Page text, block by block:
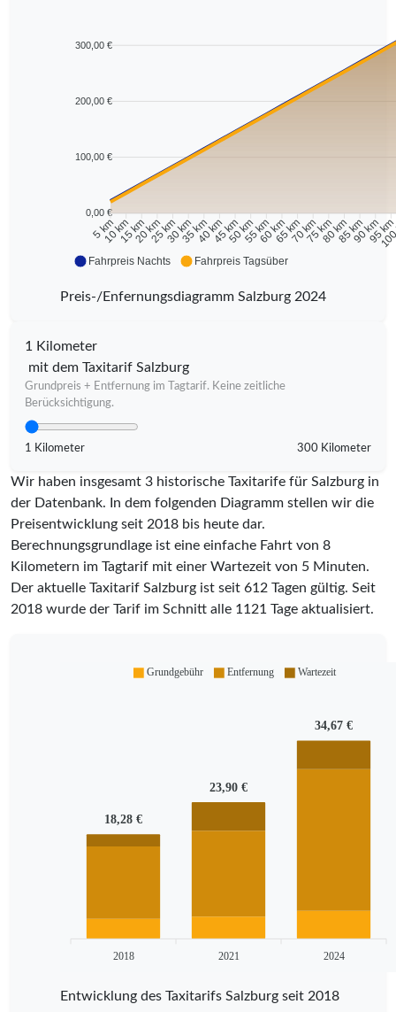
300,00 €
200,00 €
100,00 €
0,00 €
5 km
10 km15 km20 km25 km30 km35 km40 km45 km50 km55 km60 km65 km70 km75 km80 km85 km90 km95 km
Fahrpreis Nachts Fahrpreis Tagsüber
Preis-/Enfernungsdiagramm Salzburg 2024
1 Kilometer
mit dem Taxitarif Salzburg
Grundpreis + Entfernung im Tagtarif. Keine zeitliche
Berücksichtigung.
1 Kilometer 300 Kilometer
Wir haben insgesamt 3 historische Taxitarife für Salzburg in
der Datenbank. In dem folgenden Diagramm stellen wir die
Preisentwicklung seit 2018 bis heute dar.
Berechnungsgrundlage ist eine einfache Fahrt von 8
Kilometern im Tagtarif mit einer Wartezeit von 5 Minuten.
Der aktuelle Taxitarif Salzburg ist seit 612 Tagen gültig. Seit
2018 wurde der Tarif im Schnitt alle 1121 Tage aktualisiert.
18,28 €
23,90 €
34,67 €
2018 2021 2024
Grundgebühr Entfernung Wartezeit
Entwicklung des Taxitarifs Salzburg seit 2018